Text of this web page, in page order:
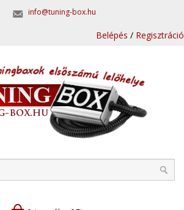
info@tuning-box.hu
Belépés / Regisztráció